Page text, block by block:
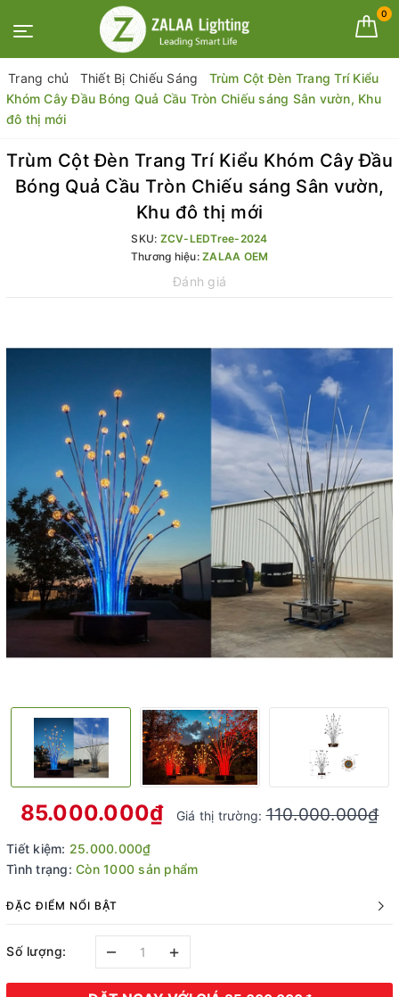
0
Trang chủ Thiết Bị Chiếu Sáng
Trùm Cột Đèn Trang Trí Kiểu
Khóm Cây Đầu Bóng Quả Cầu Tròn Chiếu sáng Sân vườn, Khu
đô thị mới
Trùm Cột Đèn Trang Trí Kiểu Khóm Cây Đầu
Bóng Quả Cầu Tròn Chiếu sáng Sân vườn,
Khu đô thị mới
SKU: ZCV-LEDTree-2024
Thương hiệu: ZALAA OEM
Đánh giá
85.000.000₫ Giá thị trường:110.000.000₫
Tiết kiệm: 25.000.000₫
Tình trạng: Còn 1000 sản phẩm
ĐẶC ĐIỂM NỔI BẬT
Số lượng: – +